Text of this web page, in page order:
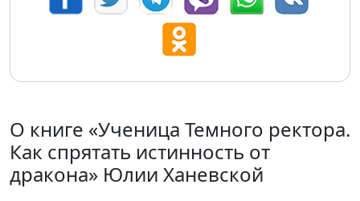
О книге «Ученица Темного ректора.
Как спрятать истинность от
дракона» Юлии Ханевской